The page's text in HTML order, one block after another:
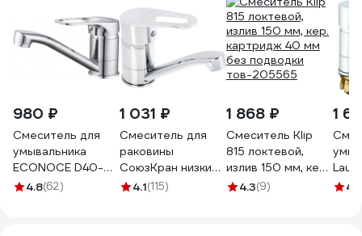
980 ₽
Смеситель для
умывальника
ECONOCE D40-A,
серия 240
4.8(62)
1 031 ₽
Смеситель для
раковины
СоюзКран низкий
излив 15см, керам.
4.1(115)
1 868 ₽
Смеситель Klip
815 локтевой,
излив 150 мм, кер.
картридж 40 мм
4.3(9)
1
Lauf
4.9